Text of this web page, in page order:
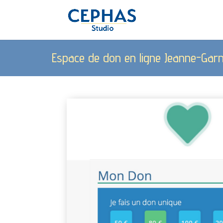
Espace de don en ligne Jeanne-